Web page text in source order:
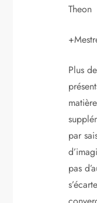
Theon
Plus
par
pas